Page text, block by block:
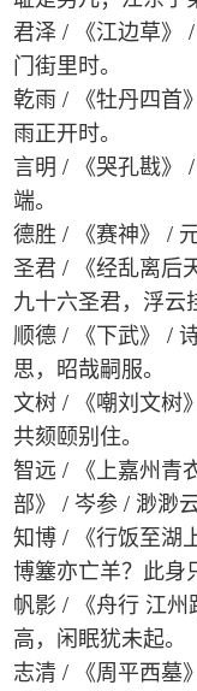
君泽 / 《江边草》
门街里时。
乾雨 / 《牡丹四首
雨正开时。
言明 / 《哭孔戡》
端。
德胜 / 《赛神》 /
圣君 / 《经乱离后
九十六圣君，浮云
顺德 / 《下武》 /
思，昭哉嗣服。
文树 / 《嘲刘文树
共颏颐别住。
智远 / 《上嘉州青
部》 / 岑参 / 渺渺
知博 / 《行饭至湖
博簺亦亡羊？此身
帆影 / 《舟行 江
高，闲眠犹未起。
志清 / 《周平西墓